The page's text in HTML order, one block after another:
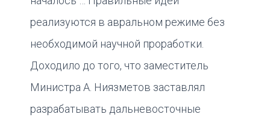
реализуются в авральном режиме без
необходимой научной проработки.
Доходило до того, что заместитель
Министра А. Ниязметов заставлял
разрабатывать дальневосточные